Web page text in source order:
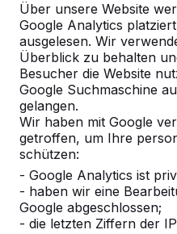
Über unsere Website
Google Analytics
ausgelesen. Wir
Überblick zu behalten
Besucher die Website
Google Suchmaschine
gelangen.
Wir haben mit Google
getroffen, um Ihre
schützen:
- Google Analytics ist
- haben wir eine
Google abgeschlossen;
- die letzten Ziffern der
Bänke
Welche Vorteile hat
Muss der
stehen?
Wie lange Garantie